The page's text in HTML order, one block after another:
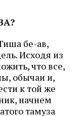
бе-ав,
Исходя из
что все,
обычаи и,
к той же
начнем
тамуза